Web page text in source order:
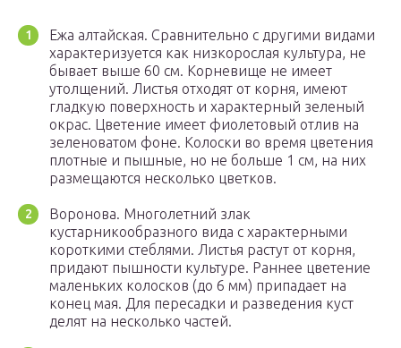
Ежа алтайская. Сравнительно с другими видами
характеризуется как низкорослая культура, не
бывает выше 60 см. Корневище не имеет
утолщений. Листья отходят от корня, имеют
гладкую поверхность и характерный зеленый
окрас. Цветение имеет фиолетовый отлив на
зеленоватом фоне. Колоски во время цветения
плотные и пышные, но не больше 1 см, на них
размещаются несколько цветков.
Воронова. Многолетний злак
кустарникообразного вида с характерными
короткими стеблями. Листья растут от корня,
придают пышности культуре. Раннее цветение
маленьких колосков (до 6 мм) припадает на
конец мая. Для пересадки и разведения куст
делят на несколько частей.